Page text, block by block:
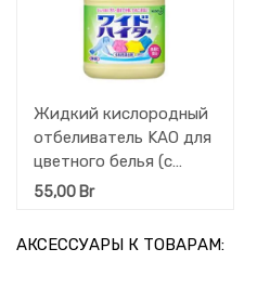
Жидкий кислородный
отбеливатель KAO для
цветного белья (с
антибактериальным
55,00 Br
АКСЕССУАРЫ К ТОВАРАМ: